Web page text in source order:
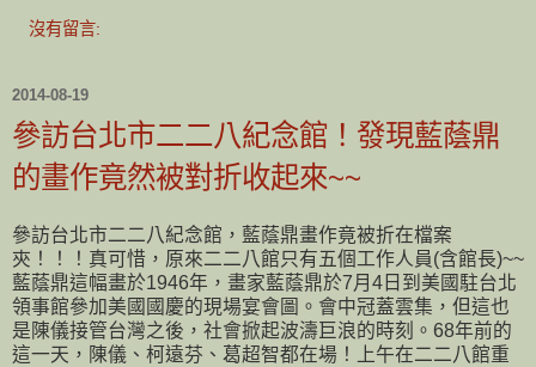
沒有留言:
2014-08-19
參訪台北市二二八紀念館！發現藍蔭鼎
的畫作竟然被對折收起來~~
參訪台北市二二八紀念館，藍蔭鼎畫作竟被折在檔案
㚒！！！真可惜，原來二二八館只有五個工作人員(含館長)~~
藍蔭鼎這幅畫於1946年，畫家藍蔭鼎於7月4日到美國駐台北
領事館參加美國國慶的現場宴會圖。會中冠蓋雲集，但這也
是陳儀接管台灣之後，社會掀起波濤巨浪的時刻。68年前的
這一天，陳儀、柯遠芬、葛超智都在場！上午在二二八館重